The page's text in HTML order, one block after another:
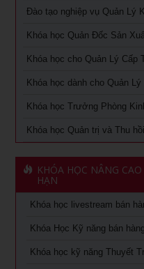
Chuyên khảo Nói chuyện
Khóa học livestream bán
Cách đăng bán hàng trên
Khóa học Digital
Khoá học Kinh Doanh
Khóa học Quản trị và
Khoá học Nhân tướng
Học phong thủy ứng dụng
Chiến lược nguồn nhân
Kỹ Năng Lãnh Đạo Cao
khóa học kaizen 5s –
Khóa học Quản trị mua
Tuyển dụng, giữ và sa
Đào tạo nghiệp vụ Quản Lý
Khóa học Quản Đốc Sản
Khóa học cho Quản Lý Cấp
Khóa học dành cho Quản Lý
Khóa học Trưởng Phòng
Khóa học Quản trị và Thu
KHÓA HỌC NÂNG
HẠN
Khóa học livestream bán
Khóa Học Kỹ năng bán
Khóa học kỹ năng Thuyết